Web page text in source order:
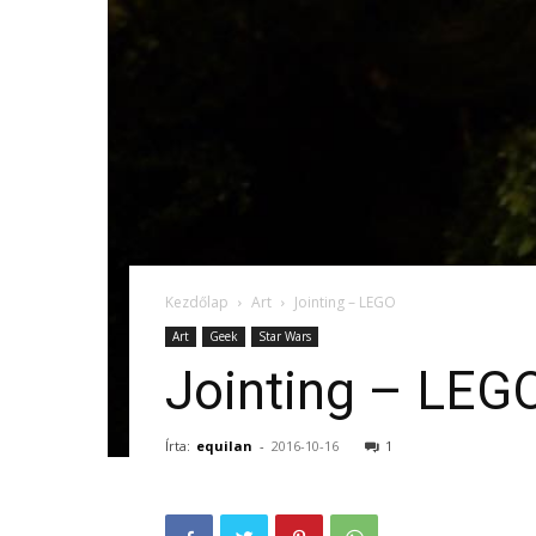
Kezdőlap Art Jointing – LEGO
Art Geek Star Wars
Jointing –
Írta: equilan - 2016-10-16 1